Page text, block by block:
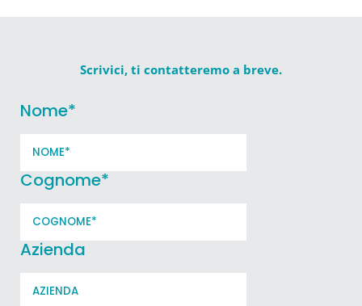
Scrivici, ti contatteremo a breve.
Nome*
Cognome*
Azienda